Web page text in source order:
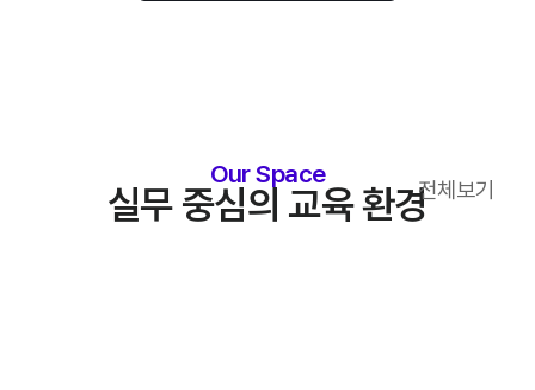
Our Space
실무 중심의 교육 환경전체보기